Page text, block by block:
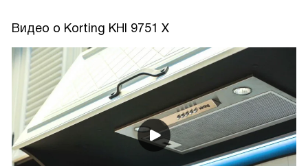
Видео о Korting KHI 9751 X